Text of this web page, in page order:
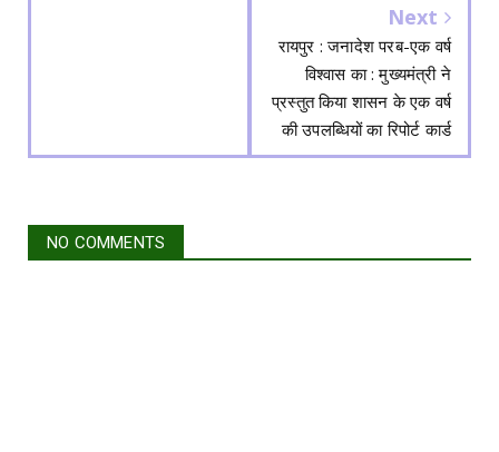
Next
रायपुर : जनादेश परब-एक वर्ष
विश्वास का : मुख्यमंत्री ने
प्रस्तुत किया शासन के एक वर्ष
की उपलब्धियों का रिपोर्ट कार्ड
NO COMMENTS